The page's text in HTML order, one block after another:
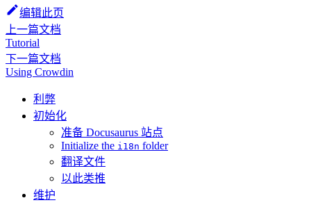
编辑此页
上一篇文档
Tutorial
下一篇文档
Using Crowdin
利弊
初始化
准备 Docusaurus 站点
Initialize the i18n folder
翻译文件
以此类推
维护